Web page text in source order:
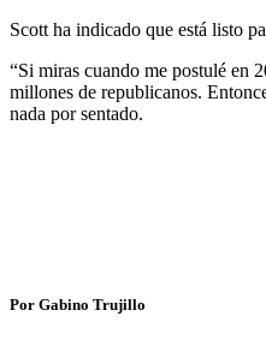
Scott ha indicado que está listo
“Si miras cuando me postulé en
millones de republicanos.
nada por sentado.
Por Gabino Trujillo